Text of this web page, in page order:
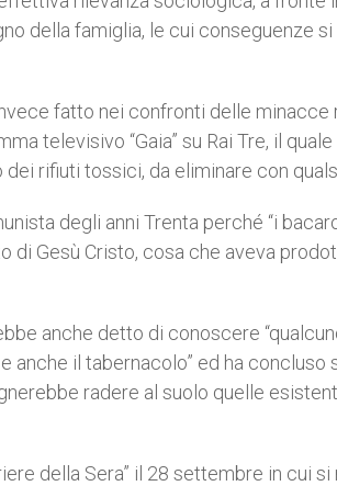
della famiglia, le cui conseguenze
fatto nei confronti delle minacce
televisivo “Gaia” su Rai Tre, il quale
rifiuti tossici, da eliminare con
degli anni Trenta perché “i
Gesù Cristo, cosa che aveva
anche detto di conoscere
anche il tabernacolo” ed ha concluso
radere al suolo quelle
della Sera” il 28 settembre in cui